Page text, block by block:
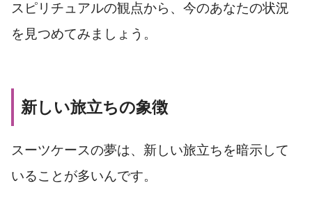
スピリチュアルの観点から、今のあなたの状況
を見つめてみましょう。
新しい旅立ちの象徴
スーツケースの夢は、新しい旅立ちを暗示して
いることが多いんです。